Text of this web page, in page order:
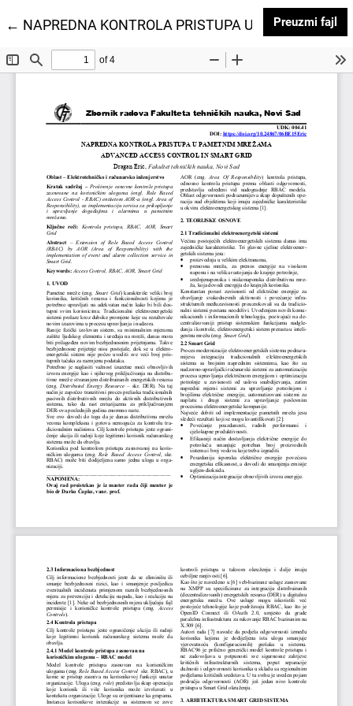
← Povratak na detalje članka
NAPREDNA KONTROLA PRISTUPA U PAMETNIM
Preuzmi fajl